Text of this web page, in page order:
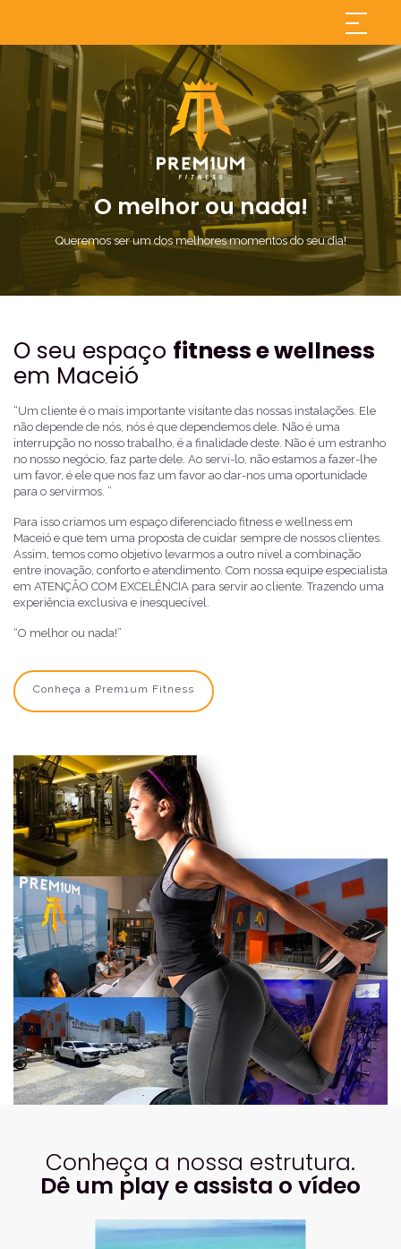
O melhor ou nada!
Queremos ser um dos melhores momentos do seu dia!
O seu espaço fitness e wellness
em Maceió
“Um cliente é o mais importante visitante das nossas instalações. Ele
não depende de nós, nós é que dependemos dele. Não é uma
interrupção no nosso trabalho, é a finalidade deste. Não é um estranho
no nosso negócio, faz parte dele. Ao servi-lo, não estamos a fazer-lhe
um favor, é ele que nos faz um favor ao dar-nos uma oportunidade
para o servirmos. ”
Para isso criamos um espaço diferenciado fitness e wellness em
Maceió e que tem uma proposta de cuidar sempre de nossos clientes.
Assim, temos como objetivo levarmos a outro nível a combinação
entre inovação, conforto e atendimento. Com nossa equipe especialista
em ATENÇÃO COM EXCELÊNCIA para servir ao cliente. Trazendo uma
experiência exclusiva e inesquecível.
“O melhor ou nada!”
Conheça a Prem1um Fitness
Conheça a nossa estrutura.
Dê um play e assista o vídeo